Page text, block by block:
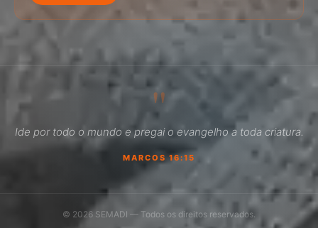
"
Ide por todo o mundo e pregai o evangelho a toda criatura.
MARCOS 16:15
© 2026 SEMADI — Todos os direitos reservados.
Como faço para doar?
Como ser um promotor?